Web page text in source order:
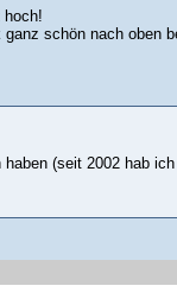
hoch!
schön nach oben
(seit 2002 hab